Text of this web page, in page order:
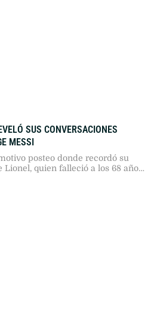
SUS CONVERSACIONES
MESSI
posteo donde recordó su
quien falleció a los 68 años